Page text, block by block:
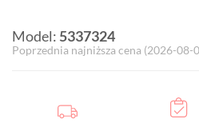
Model: 5337324
Poprzednia najniższa cena (2026-08-